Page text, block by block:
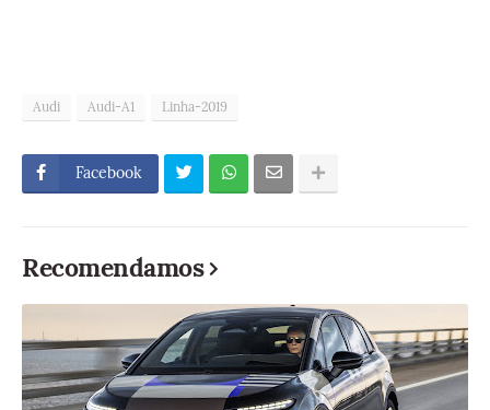
Audi Audi-A1 Linha-2019
Facebook
Recomendamos